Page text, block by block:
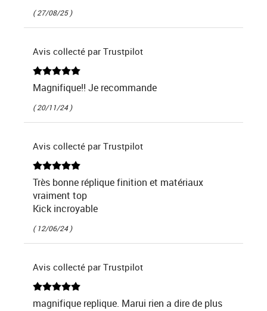
( 27/08/25 )
Avis collecté par Trustpilot
Magnifique!! Je recommande
( 20/11/24 )
Avis collecté par Trustpilot
Très bonne réplique finition et matériaux
vraiment top
Kick incroyable
( 12/06/24 )
Avis collecté par Trustpilot
magnifique replique. Marui rien a dire de plus